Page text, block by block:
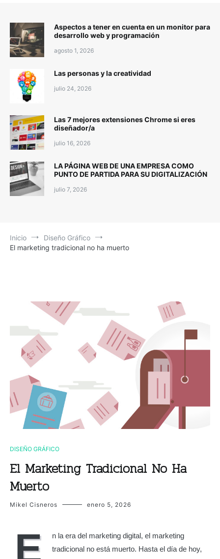
Aspectos a tener en cuenta en un monitor para
desarrollo web y programación
agosto 1, 2026
Las personas y la creatividad
julio 24, 2026
Las 7 mejores extensiones Chrome si eres
diseñador/a
julio 16, 2026
LA PÁGINA WEB DE UNA EMPRESA COMO
PUNTO DE PARTIDA PARA SU DIGITALIZACIÓN
julio 7, 2026
Inicio
Diseño Gráfico
El marketing tradicional no ha muerto
DISEÑO GRÁFICO
El Marketing Tradicional No Ha
Muerto
Mikel Cisneros enero 5, 2026
E
n la era del marketing digital, el marketing
tradicional no está muerto. Hasta el día de hoy,